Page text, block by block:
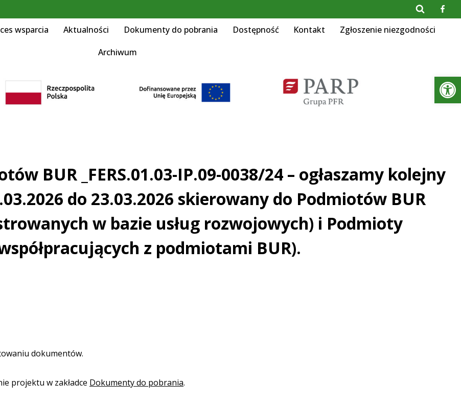
wsparcia Aktualności Dokumenty do pobrania Dostępność Kontakt Zgłoszenie niezgodności
Archiwum
BUR _FERS.01.03-IP.09-0038/24 – ogłaszamy kolejny
do 23.03.2026 skierowany do Podmiotów BUR
w bazie usług rozwojowych) i Podmioty
z podmiotami BUR).
dokumentów.
projektu w zakładce Dokumenty do pobrania.